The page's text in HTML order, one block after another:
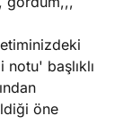
başlıklı
öne